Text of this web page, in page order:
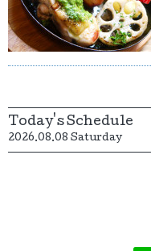
Today's Schedule
2026.08.08 Saturday